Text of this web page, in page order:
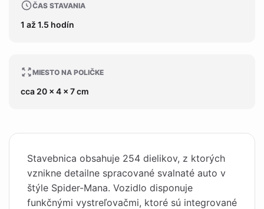
ČAS STAVANIA
1 až 1.5 hodín
MIESTO NA POLIČKE
cca 20 x 4 x 7 cm
Stavebnica obsahuje 254 dielikov, z ktorých
vznikne detailne spracované svalnaté auto v
štýle Spider-Mana. Vozidlo disponuje
funkčnými vystreľovačmi, ktoré sú integrované